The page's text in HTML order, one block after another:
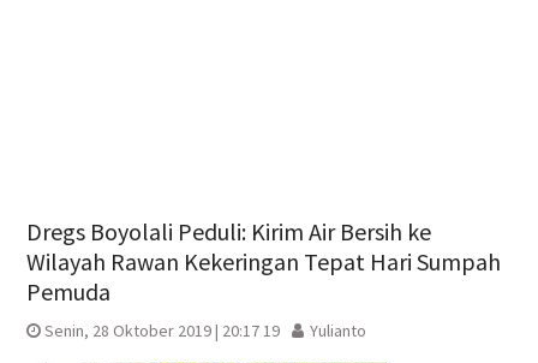
Dregs Boyolali Peduli: Kirim Air Bersih ke
Wilayah Rawan Kekeringan Tepat Hari Sumpah
Pemuda
Senin, 28 Oktober 2019 | 20:17 19 Yulianto